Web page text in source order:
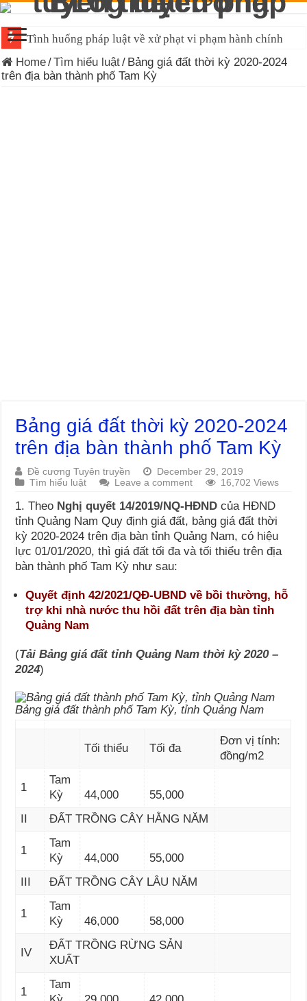
Tình huống pháp luật về xử phạt vi phạm hành chính
Đề cương tuyên truyền Luật Tiếp cận thông tin 2026
Home/Tìm hiểu luật/ Bảng giá đất thời kỳ 2020-2024
trên địa bàn thành phố Tam Kỳ
Bảng giá đất thời kỳ 2020-2024
trên địa bàn thành phố Tam Kỳ
Đề cương Tuyên truyền
December 29, 2019
Tìm hiểu luật
Leave a comment 16,702 Views
1. Theo Nghị quyết 14/2019/NQ-HĐNDcủa HĐND
tỉnh Quảng Nam Quy định giá đất, bảng giá đất thời
kỳ 2020-2024 trên địa bàn tỉnh Quảng Nam, có hiệu
lực 01/01/2020, thì giá đất tối đa và tối thiểu trên địa
bàn thành phố Tam Kỳ như sau:
Quyết định 42/2021/QĐ-UBND về bồi thường, hỗ
trợ khi nhà nước thu hồi đất trên địa bàn tỉnh
Quảng Nam
(Tải Bảng giá đất tỉnh Quảng Nam thời kỳ 2020 –
2024)
Bảng giá đất thành phố Tam Kỳ, tỉnh Quảng Nam
Tối thiểu Tối đa
Đơn vị tính:
đồng/m2
1
Tam
Kỳ
44,000
55,000
II
ĐẤT TRỒNG CÂY HẰNG NĂM
1
Tam
Kỳ
44,000
55,000
III
ĐẤT TRỒNG CÂY LÂU NĂM
1
Tam
Kỳ
46,000 58,000
IV
ĐẤT TRỒNG RỪNG SẢN
XUẤT
1
Tam